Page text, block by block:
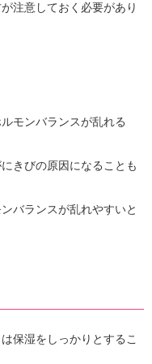
注意しておく必要があり
モンバランスが乱れる
きびの原因になることも
バランスが乱れやすいと
保湿をしっかりとするこ